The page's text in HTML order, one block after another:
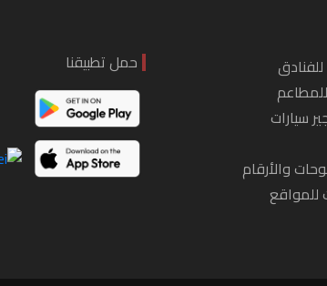
سيارات
والأرقام
حمل تطبيقنا